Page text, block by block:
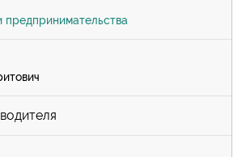
предпринимательства